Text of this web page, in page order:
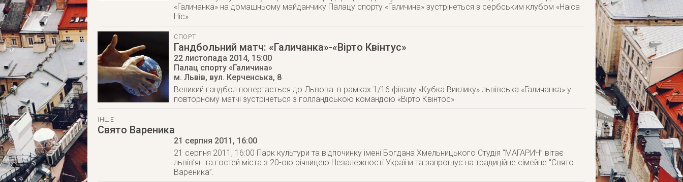
«Галичанка» на домашньому майданчику Палацу спорту «Галичина» зустрінеться з сербським клубом «Наіса
Ніс»
СПОРТ
Гандбольний матч: «Галичанка»-«Вірто Квінтус»
22 листопада 2014, 15:00
Палац спорту «Галичина»
м. Львів, вул. Керченська, 8
Великий гандбол повертається до Львова: в рамках 1/16 фіналу «Кубка Виклику» львівська «Галичанка» у
повторному матчі зустрінеться з голландською командою «Вірто Квінтос»
ІНШЕ
Свято Вареника
21 серпня 2011 , 16:00
21 серпня 2011, 16:00 Парк культури та відпочинку імені Богдана Хмельницького Студія “МАГАРИЧ” вітає
львів’ян та гостей міста з 20-ою річницею Незалежності України та запрошує на традиційне сімейне “Свято
Вареника”.